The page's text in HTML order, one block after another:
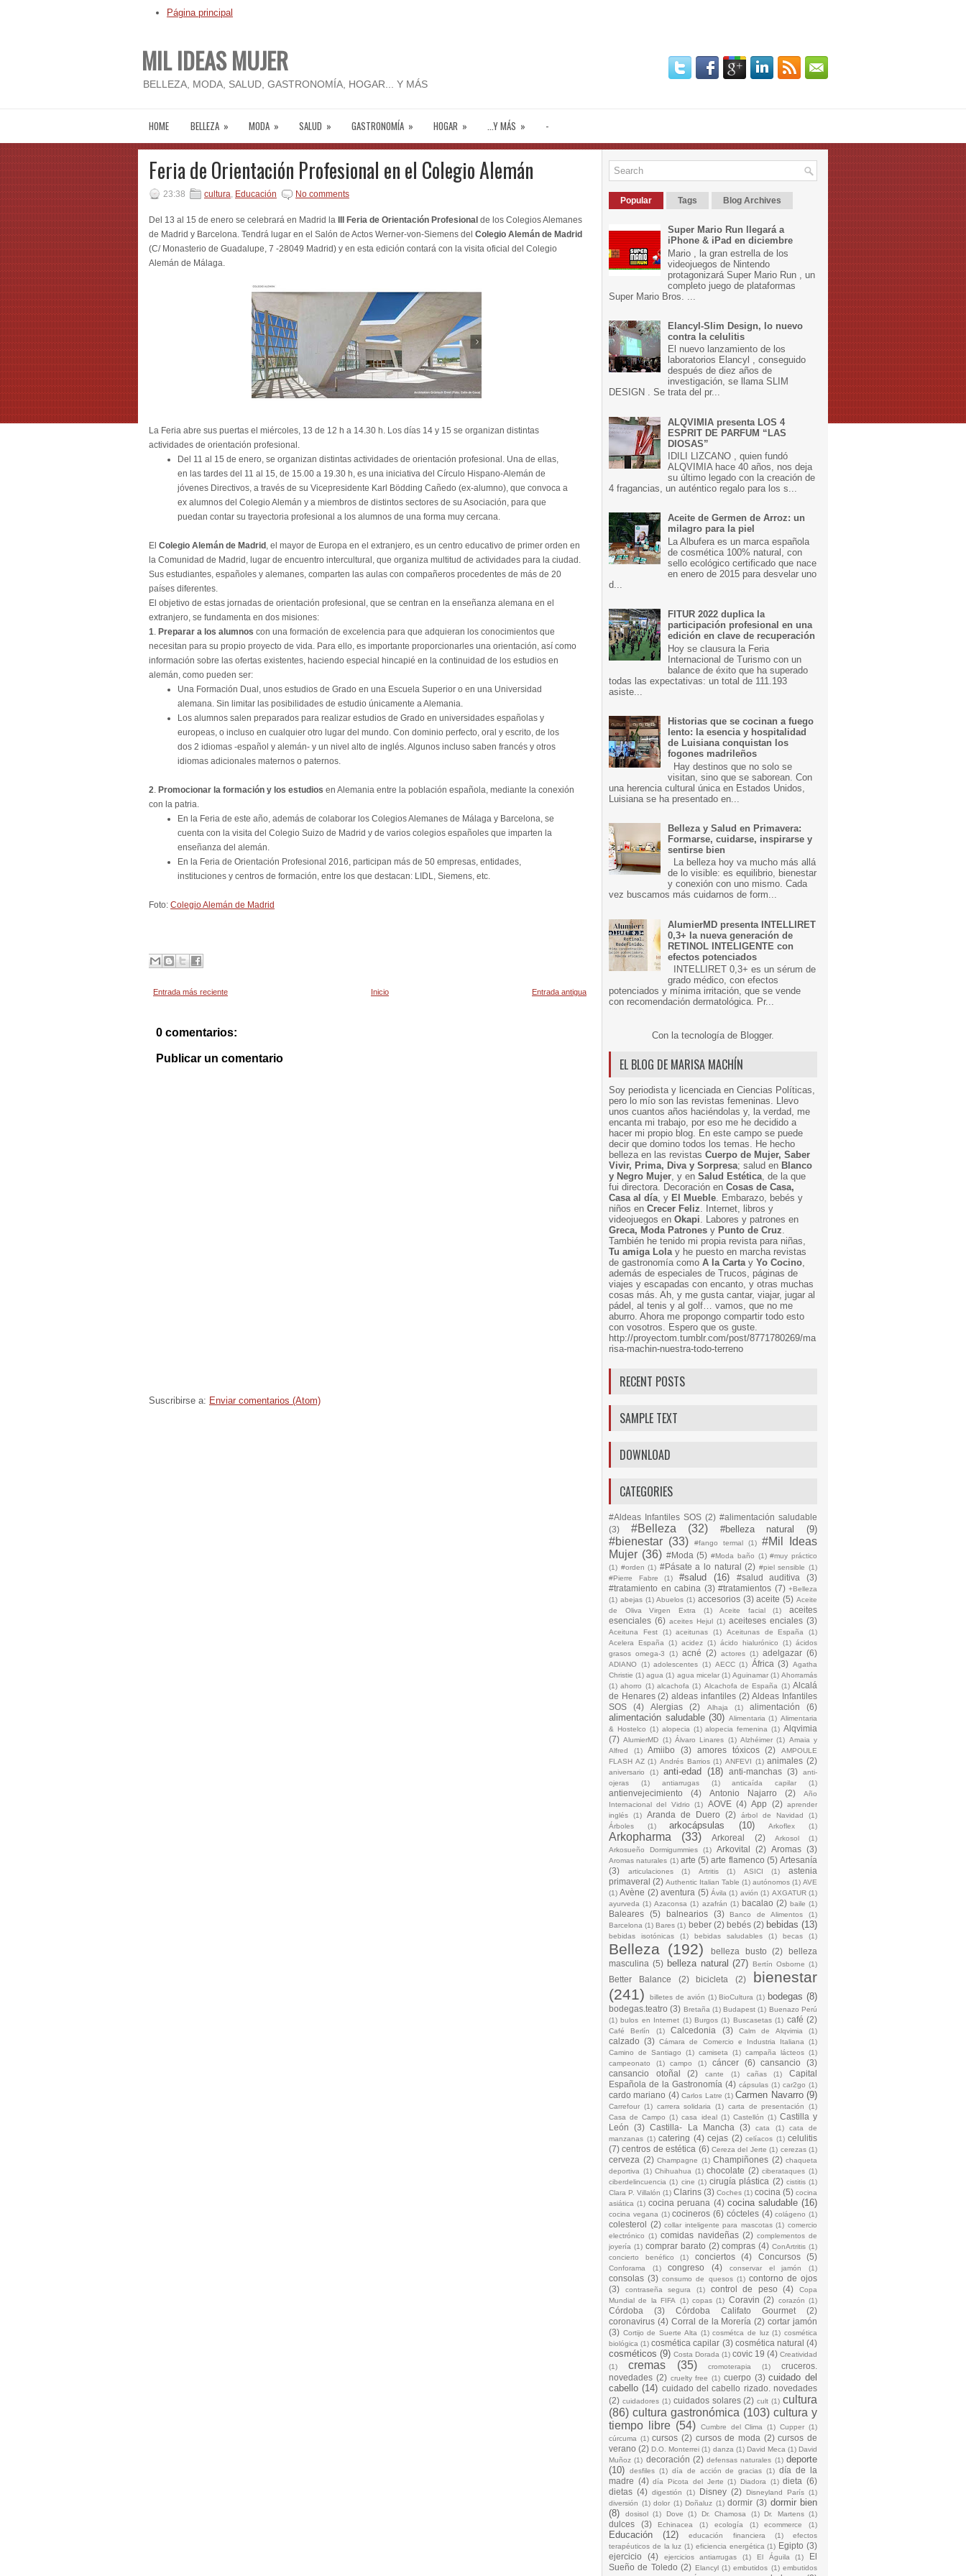
Página principal
MIL IDEAS MUJER
BELLEZA, MODA, SALUD, GASTRONOMÍA, HOGAR... Y MÁS
HOME BELLEZA » MODA » SALUD » GASTRONOMÍA » HOGAR » ...Y MÁS » -
Feria de Orientación Profesional en el Colegio Alemán
23:38 cultura, Educación No comments
Del 13 al 15 de enero se celebrará en Madrid la Feria de Orientación Profesional de los Colegios Alemanes
de Madrid y Barcelona. Tendrá lugar en el Salón de Actos Werner-von-Siemens del Colegio Alemán de Madrid
(C/ Monasterio de Guadalupe, 7 -28049 Madrid) y en esta edición contará con la visita oficial del Colegio
Alemán de Málaga.
La Feria abre sus puertas el miércoles, 13 de 12 h a 14.30 h. Los días 14 y 15 se organizan distintas
actividades de orientación profesional.
Del 11 al 15 de enero, se organizan distintas actividades de orientación profesional. Una de ellas,
en las tardes del 11 al 15, de 15.00 a 19.30 h, es una iniciativa del Círculo Hispano-Alemán de
jóvenes Directivos, a través de su Vicepresidente Karl Bödding Cañedo (ex-alumno), que convoca a
ex alumnos del Colegio Alemán y a miembros de distintos sectores de su Asociación, para que
puedan contar su trayectoria profesional a los alumnos de una forma muy cercana.
El Colegio Alemán de Madrid , el mayor de Europa en el extranjero, es un centro educativo de primer orden en
la Comunidad de Madrid, lugar de encuentro intercultural, que organiza multitud de actividades para la ciudad.
Sus estudiantes, españoles y alemanes, comparten las aulas con compañeros procedentes de más de 20
países diferentes.
El objetivo de estas jornadas de orientación profesional, que se centran en la enseñanza alemana en el
extranjero, se fundamenta en dos misiones:
1. Preparar a los alumnos con una formación de excelencia para que adquieran los conocimientos que
necesitan para su propio proyecto de vida. Para ello, es importante proporcionarles una orientación, así como
información sobre las ofertas existentes, haciendo especial hincapié en la continuidad de los estudios en
alemán, como pueden ser:
Una Formación Dual, unos estudios de Grado en una Escuela Superior o en una Universidad
alemana. Sin limitar las posibilidades de estudio únicamente a Alemania.
Los alumnos salen preparados para realizar estudios de Grado en universidades españolas y
europeas, o incluso en cualquier otro lugar del mundo. Con dominio perfecto, oral y escrito, de los
dos 2 idiomas -español y alemán- y un nivel alto de inglés. Algunos incluso saben francés y otros
idiomas adicionales maternos o paternos.
2. Promocionar la formación y los estudios en Alemania entre la población española, mediante la conexión
con la patria.
En la Feria de este año, además de colaborar los Colegios Alemanes de Málaga y Barcelona, se
cuenta con la visita del Colegio Suizo de Madrid y de varios colegios españoles que imparten la
enseñanza del alemán.
En la Feria de Orientación Profesional 2016, participan más de 50 empresas, entidades,
instituciones y centros de formación, entre los que destacan: LIDL, Siemens, etc.
Foto: Colegio Alemán de Madrid
Entrada más reciente Entrada antigua
Inicio
0 comentarios:
Publicar un comentario
Suscribirse a: Enviar comentarios (Atom)
Popular Tags Blog Archives
Super Mario Run llegará a
iPhone & iPad en diciembre
Mario , la gran estrella de los
videojuegos de Nintendo
protagonizará Super Mario Run , un
completo juego de plataformas
Super Mario Bros. ...
Elancyl-Slim Design, lo nuevo
contra la celulitis
El nuevo lanzamiento de los
laboratorios Elancyl , conseguido
después de diez años de
investigación, se llama SLIM
DESIGN . Se trata del pr...
ALQVIMIA presenta LOS 4
ESPRIT DE PARFUM “LAS
DIOSAS”
IDILI LIZCANO , quien fundó
ALQVIMIA hace 40 años, nos deja
su último legado con la creación de
4 fragancias, un auténtico regalo para los s...
Aceite de Germen de Arroz: un
milagro para la piel
La Albufera es un marca española
de cosmética 100% natural, con
sello ecológico certificado que nace
en enero de 2015 para desvelar uno
d...
FITUR 2022 duplica la
participación profesional en una
edición en clave de recuperación
Hoy se clausura la Feria
Internacional de Turismo con un
balance de éxito que ha superado
todas las expectativas: un total de 111.193
asiste...
Historias que se cocinan a fuego
lento: la esencia y hospitalidad
de Luisiana conquistan los
fogones madrileños
Hay destinos que no solo se
visitan, sino que se saborean. Con
una herencia cultural única en Estados Unidos,
Luisiana se ha presentado en...
Belleza y Salud en Primavera:
Formarse, cuidarse, inspirarse y
sentirse bien
La belleza hoy va mucho más allá
de lo visible: es equilibrio, bienestar
y conexión con uno mismo. Cada
vez buscamos más cuidarnos de form...
AlumierMD presenta INTELLIRET
0,3+ la nueva generación de
RETINOL INTELIGENTE con
efectos potenciados
INTELLIRET 0,3+ es un sérum de
grado médico, con efectos
potenciados y mínima irritación, que se vende
con recomendación dermatológica. Pr...
Con la tecnología de Blogger.
EL BLOG DE MARISA MACHÍN
Soy periodista y licenciada en Ciencias Políticas,
pero lo mío son las revistas femeninas. Llevo
unos cuantos años haciéndolas y, la verdad, me
encanta mi trabajo, por eso me he decidido a
hacer mi propio blog. En este campo se puede
decir que domino todos los temas. He hecho
belleza en las revistas Cuerpo de Mujer, Saber
Vivir, Prima, Diva y Sorpresa; salud en Blanco
y Negro Mujer, y en Salud Estética, de la que
fui directora. Decoración en Cosas de Casa,
Casa al día, y El Mueble. Embarazo, bebés y
niños en Crecer Feliz. Internet, libros y
videojuegos en Okapi. Labores y patrones en
Greca, Moda Patrones y Punto de Cruz.
También he tenido mi propia revista para niñas,
Tu amiga Lolay he puesto en marcha revistas
de gastronomía como A la Cartay Yo Cocino,
además de especiales de Trucos, páginas de
viajes y escapadas con encanto, y otras muchas
cosas más. Ah, y me gusta cantar, viajar, jugar al
pádel, al tenis y al golf… vamos, que no me
aburro. Ahora me propongo compartir todo esto
con vosotros. Espero que os guste.
http://proyectom.tumblr.com/post/8771780269/ma
risa-machin-nuestra-todo-terreno
RECENT POSTS
SAMPLE TEXT
DOWNLOAD
CATEGORIES
#Aldeas Infantiles SOS (2) #alimentación saludable
(3)
#Belleza (32) #belleza natural (9)
#bienestar (33) #fango termal (1)
#Mil Ideas
Mujer (36) #Moda (5) #Moda baño (1) #muy práctico
(1) #orden (1) #Pásate a lo natural (2) #piel sensible (1)
#Pierre Fabre
(1) #salud (16) #salud auditiva
(3)
#tratamiento en cabina (3) #tratamientos (7) +Belleza
(1) abejas (1) Abuelos (1) accesorios (3) aceite (5) Aceite
de Oliva Virgen Extra
(1) Aceite facial (1)
aceites
esenciales (6) aceites Hejul (1) aceiteses enciales (3)
Aceituna Fest (1) aceitunas (1) Aceitunas de España
(1)
Acelera España (1) acidez (1) ácido hialurónico (1) ácidos
grasos omega-3
(1) acné (2) actores (1) adelgazar (6)
ADIANO (1) adolescentes (1) AECC (1) África (3) Agatha
Christie (1) agua (1) agua micelar (1) Aguinamar (1) Ahorramás
(1) ahorro (1) alcachofa (1) Alcachofa de España (1) Alcalá
de Henares (2) aldeas infantiles (2) Aldeas Infantiles
SOS
(4) Alergias (2) Alhaja (1) alimentación (6)
alimentación saludable (30) Alimentaria (1) Alimentaria
& Hostelco (1) alopecia (1) alopecia femenina (1) Alqvimia
(7) AlumierMD (1) Álvaro Linares (1) Alzhéimer (1) Amaia y
Alfred
(1) Amiibo (3) amores tóxicos (2)
AMPOULE
FLASH AZ (1) Andrés Barrios (1) ANFEVI (1) animales (2)
aniversario (1) anti-edad (18) anti-manchas (3)
anti-
ojeras
(1) antiarrugas (1) anticaída capilar (1)
antienvejecimiento (4) Antonio Najarro (2)
Año
Internacional del Vidrio
(1) AOVE (4) App (2) aprender
inglés
(1) Aranda de Duero (2) árbol de Navidad
(1)
Árboles
(1) arkocápsulas (10) Arkoflex (1)
Arkopharma (33) Arkoreal (2) Arkosol
(1)
Arkosueño Dormigummies
(1) Arkovital (2) Aromas (3)
Aromas naturales (1) arte (5) arte flamenco (5) Artesanía
(3)
articulaciones (1) Artritis (1) ASICI (1)
astenia
primaveral (2) Authentic Italian Table (1) autónomos (1) AVE
(1) Avène (2) aventura (5) Ávila (1) avión (1) AXGATUR (1)
ayurveda (1) Azaconsa (1) azafrán (1) bacalao (2) baile (1)
Baleares (5) balnearios (3) Banco de Alimentos
(1)
Barcelona (1) Bares (1) beber (2) bebés (2) bebidas (13)
bebidas isotónicas (1) bebidas saludables (1) becas (1)
Belleza (192) belleza busto (2)
belleza
masculina (5) belleza natural (27) Bertín Osborne (1)
Better Balance (2) bicicleta (2)
bienestar
(241)
billetes de avión (1) BioCultura (1) bodegas (8)
bodegas.teatro (3) Bretaña (1) Budapest (1) Buenazo Perú
(1) bulos en Internet (1) Burgos (1) Buscasetas (1) café (2)
Café Berlín (1) Calcedonia (3) Calm de Alqvimia (1)
calzado (3) Cámara de Comercio e Industria Italiana (1)
Camino de Santiago
(1) camiseta (1) campaña lácteos (1)
campeonato
(1) campo (1) cáncer (6) cansancio
(3)
cansancio otoñal
(2) cante (1) cañas (1)
Capital
Española de la Gastronomía (4) cápsulas (1) car2go (1)
cardo mariano (4) Carlos Latre (1) Carmen Navarro (9)
Carrefour (1) carrera solidaria (1) carta de presentación
(1)
Casa de Campo (1) casa ideal (1) Castellón (1) Castilla y
León
(3) Castilla- La Mancha (3) cata (1)
cata de
manzanas (1) catering (4) cejas (2) celíacos (1) celulitis
(7) centros de estética (6) Cereza del Jerte (1) cerezas (1)
cerveza (2) Champagne (1) Champiñones (2) chaqueta
deportiva (1) Chihuahua (1) chocolate (2) ciberataques (1)
ciberdelincuencia (1) cine (1) cirugía plástica (2) cistitis (1)
Clara P. Villalón (1) Clarins (3) Coches (1) cocina (5) cocina
asiática (1) cocina peruana (4) cocina saludable (16)
cocina vegana (1) cocineros (6) cócteles (4) colágeno (1)
colesterol (2) collar inteligente para mascotas (1) comercio
electrónico (1) comidas navideñas (2) complementos de
joyería (1) comprar barato (2) compras (4) ConArtritis (1)
concierto benéfico
(1) conciertos (4) Concursos (5)
Conforama (1) congreso (4) conservar el jamón (1)
consolas (3) consumo de quesos (1) contorno de ojos
(3)
contraseña segura (1) control de peso (4)
Copa
Mundial de la FIFA (1) copas (1) Coravin (2) corazón (1)
Córdoba (3) Córdoba Califato Gourmet
(2)
coronavirus (4) Corral de la Morería (2) cortar jamón
(3) Cortijo de Suerte Alta (1) cosmétca de luz (1) cosmética
biológica (1) cosmética capilar (3) cosmética natural (4)
cosméticos (9) Costa Dorada (1) covic 19 (4) Creatividad
(1)
cremas (35) cromoterapia (1)
cruceros.
novedades (2) cruelty free (1) cuerpo (3) cuidado del
cabello (14) cuidado del cabello rizado. novedades
(2) cuidadores (1) cuidados solares (2) cult (1) cultura
(86) cultura gastronómica (103) cultura y
tiempo libre (54) Cumbre del Clima (1) Cupper (1)
cúrcuma (1) cursos (2) cursos de moda (2) cursos de
verano (2) D.O. Monterrei (1) danza (1) David Meca (1) David
Muñoz (1) decoración (2) defensas naturales (1) deporte
(10)
desfiles (1) día de acción de gracias (1) día de la
madre (4) día Picota del Jerte (1) Diadora (1) dieta (6)
dietas (4) digestión (1) Disney (2) Disneyland París (1)
diversión (1) dolor (1) Doñaluz (1) dormir (3) dormir bien
(8)
dosisol (1) Dove (1) Dr. Chamosa (1) Dr. Martens (1)
dulces (3) Echinacea (1) ecología (1) ecommerce (1)
Educación (12) educación financiera (1)
efectos
terapéuticos de la luz (1) eficiencia energética (1) Egipto (3)
ejercicio
(4) ejercicios antiarrugas (1) El Águila (1)
El
Sueño de Toledo (2) Elancyl (1) embutidos (1) embutidos